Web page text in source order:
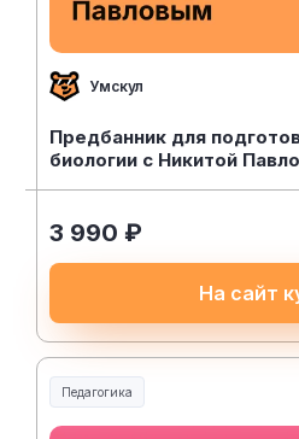
Умскул
Предбанник для
биологии с Никитой
3 990 ₽
На сайт
Педагогика
Образование и педагогика